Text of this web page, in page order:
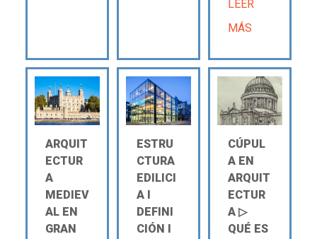
LEER
MÁS
ARQUIT
ECTUR
A
MEDIEV
AL EN
GRAN
ESTRU
CTURA
EDILICI
A Ι
DEFINI
CIÓN Ι
CÚPUL
A EN
ARQUIT
ECTUR
A ▷
QUÉ ES